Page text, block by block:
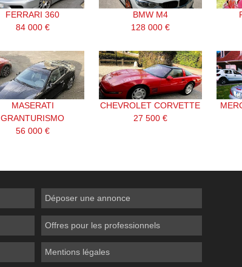
FERRARI 360
84 000 €
BMW M4
128 000 €
MASERATI
GRANTURISMO
56 000 €
CHEVROLET CORVETTE
27 500 €
Déposer une annonce
Offres pour les professionnels
Mentions légales